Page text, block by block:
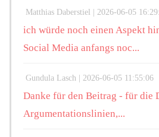
Matthias Daberstiel | 2026-06-05
ich würde noch einen Aspekt
Social Media anfangs noc...
Gundula Lasch | 2026-06-05 11:55:06
Danke für den Beitrag - für die
Argumentationslinien,...